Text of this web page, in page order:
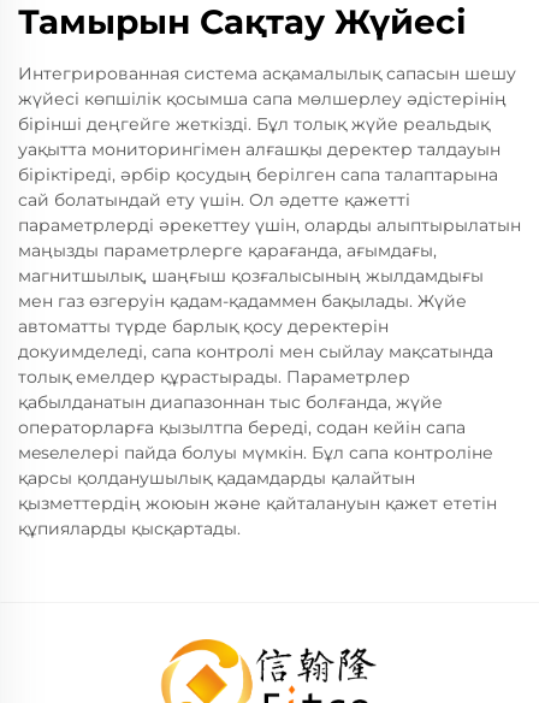
Тамырын Сақтау Жүйесі
Интегрированная система асқамалылық сапасын шешу
жүйесі көпшілік қосымша сапа мөлшерлеу әдістерінің
бірінші деңгейге жеткізді. Бұл толық жүйе реальдық
уақытта мониторингімен алғашқы деректер талдауын
біріктіреді, әрбір қосудың берілген сапа талаптарына
сай болатындай ету үшін. Ол әдетте қажетті
параметрлерді әрекеттеу үшін, оларды алыптырылатын
маңызды параметрлерге қарағанда, ағымдағы,
магнитшылық, шаңғыш қозғалысының жылдамдығы
мен газ өзгеруін қадам-қадаммен бақылады. Жүйе
автоматты түрде барлық қосу деректерін
докуимделеді, сапа контролі мен сыйлау мақсатында
толық емелдер құрастырады. Параметрлер
қабылданатын диапазоннан тыс болғанда, жүйе
операторларға қызылтпа береді, содан кейін сапа
мeseлелері пайда болуы мүмкін. Бұл сапа контроліне
қарсы қолданушылық қадамдарды қалайтын
қызметтердің жоюын және қайталануын қажет ететін
құпияларды қысқартады.